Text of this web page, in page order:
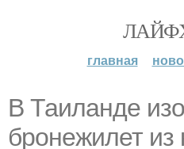
главная
В Таиланде
бронежилет из